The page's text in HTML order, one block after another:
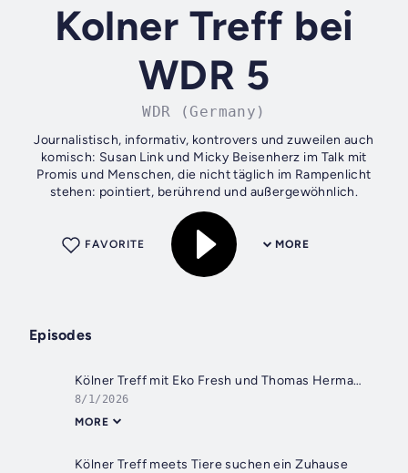
Kolner Treff bei
WDR 5
WDR (Germany)
Journalistisch, informativ, kontrovers und zuweilen auch
komisch: Susan Link und Micky Beisenherz im Talk mit
Promis und Menschen, die nicht täglich im Rampenlicht
stehen: pointiert, berührend und außergewöhnlich.
MORE
FAVORITE
Episodes
Kölner Treff mit Eko Fresh und Thomas Hermanns
8/1/2026
MORE
Kölner Treff meets Tiere suchen ein Zuhause